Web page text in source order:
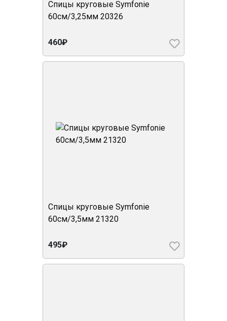
Спицы круговые Symfonie
60см/3,25мм 20326
460₽
Спицы круговые Symfonie
60см/3,5мм 21320
495₽